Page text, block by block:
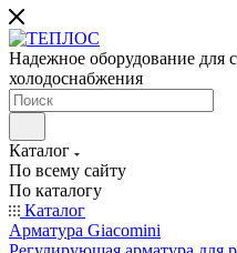
Надежное оборудование для
холодоснабжения
Каталог
По всему сайту
По каталогу
Каталог
Арматура Giacomini